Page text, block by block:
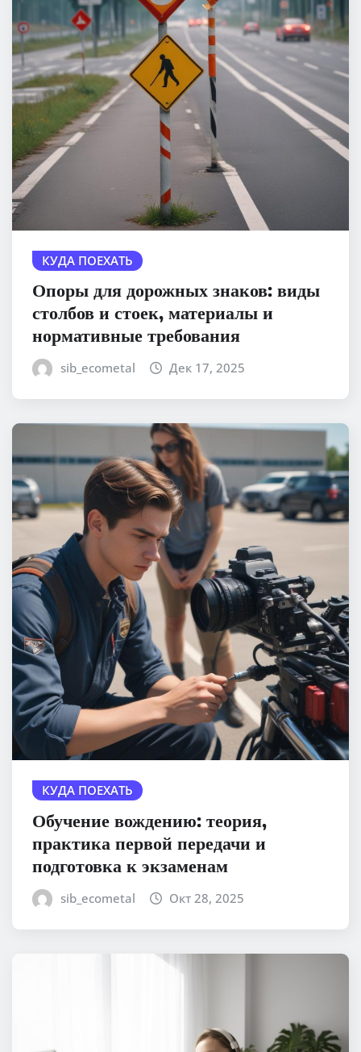
КУДА ПОЕХАТЬ
Опоры для дорожных знаков: виды
столбов и стоек, материалы и
нормативные требования
sib_ecometal Дек 17, 2025
КУДА ПОЕХАТЬ
Обучение вождению: теория,
практика первой передачи и
подготовка к экзаменам
sib_ecometal Окт 28, 2025